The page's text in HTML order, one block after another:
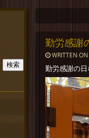
勤労感謝
WRITTEN
勤労感謝の
検索